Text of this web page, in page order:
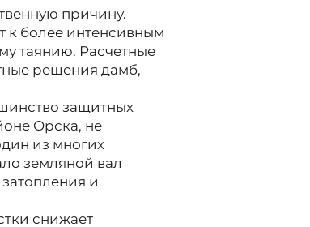
причину.
к более интенсивным
таянию. Расчетные
решения дамб,
защитных
Орска, не
из многих
земляной вал
и
снижает